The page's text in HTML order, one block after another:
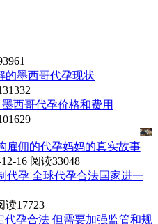
的墨西哥代孕现状
西哥代孕价格和费用
雇佣的代孕妈妈的真实故事
16 阅读33048
代孕 全球代孕合法国家进一
读17723
代孕合法 但需要加强监管和规